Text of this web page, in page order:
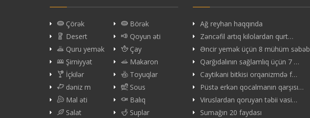
Çörək
Börək
Desert
Qoyun əti
Quru yemək
Çay
Şirniyyat
Makaron
İçkilər
Toyuqlar
dəniz m
Sous
Mal əti
Balıq
Salat
Suplar
Ağ reyhan haqqında
Zəncəfil artıq kilolardan qurt…
Əncir yemək üçün 8 mühüm səbəb
Qarğıdalının sağlamlıq üçün 7 …
Caytikani bitkisi orqanizmdə f…
Püstə erkən qocalmanın qarşısı…
Viruslardan qoruyan təbii vasi…
Sumağın 20 faydası